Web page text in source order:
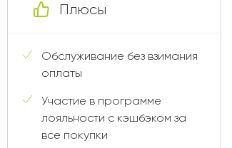
Плюсы
Обслуживание без взимания
оплаты
Участие в программе
лояльности с кэшбэком за
все покупки